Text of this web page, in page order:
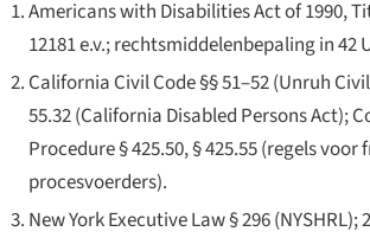
Americans with Disabilities Act of 1990,
12181 e.v.; rechtsmiddelenbepaling in 42
California Civil Code §§ 51–52 (Unruh
55.32 (California Disabled Persons Act);
Procedure § 425.50, § 425.55 (regels voor
procesvoerders).
New York Executive Law § 296 (NYSHRL);